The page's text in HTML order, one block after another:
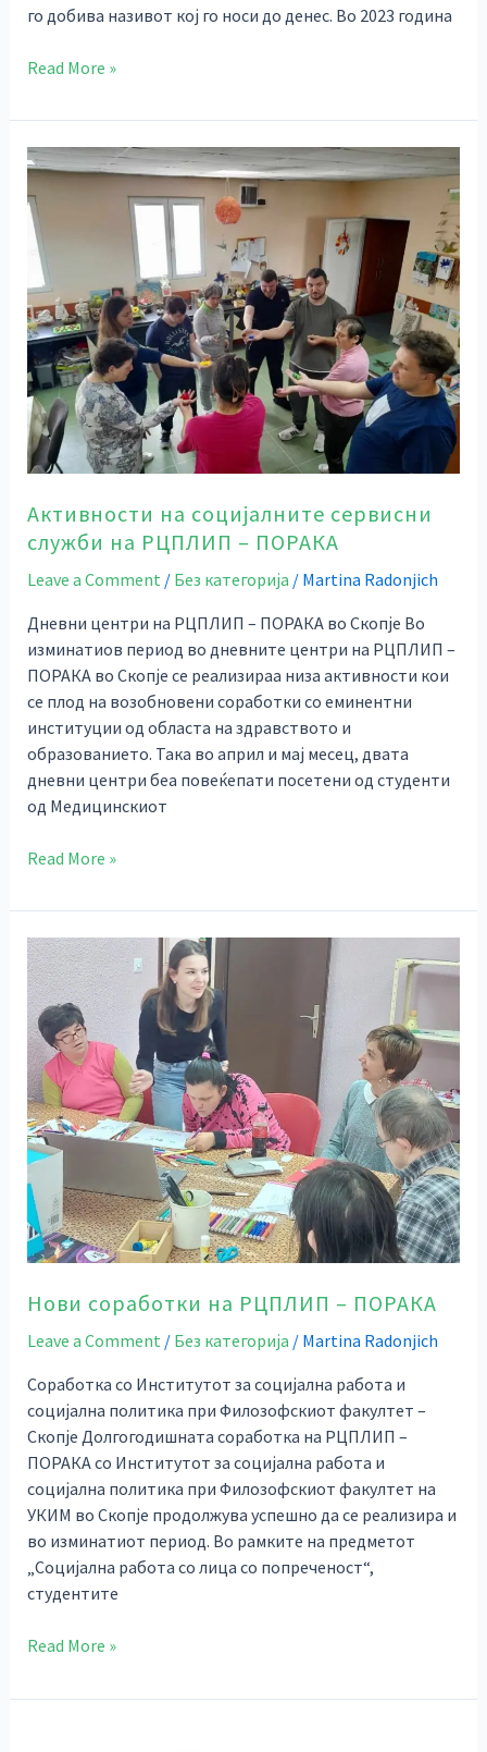
го добива називот кој го носи до денес. Во 2023 година
Read More »
Активности на социјалните сервисни
служби на РЦПЛИП – ПОРАКА
Leave a Comment / Без категорија / Martina Radonjich
Дневни центри на РЦПЛИП – ПОРАКА во Скопје Во
изминатиов период во дневните центри на РЦПЛИП –
ПОРАКА во Скопје се реализираа низа активности кои
се плод на возобновени соработки со еминентни
институции од областа на здравството и
образованието. Така во април и мај месец, двата
дневни центри беа повеќепати посетени од студенти
од Медицинскиот
Активности
на
социјалните
сервисни
служби
на
РЦПЛИП
–
ПОРАКА
Read More »
Нови соработки на РЦПЛИП – ПОРАКА
Leave a Comment / Без категорија / Martina Radonjich
Соработка со Институтот за социјална работа и
социјална политика при Филозофскиот факултет –
Скопје Долгогодишната соработка на РЦПЛИП –
ПОРАКА со Институтот за социјална работа и
социјална политика при Филозофскиот факултет на
УКИМ во Скопје продолжува успешно да се реализира и
во изминатиот период. Во рамките на предметот
„Социјална работа со лица со попреченост“,
студентите
Нови
соработки
на
РЦПЛИП
–
ПОРАКА
Read More »